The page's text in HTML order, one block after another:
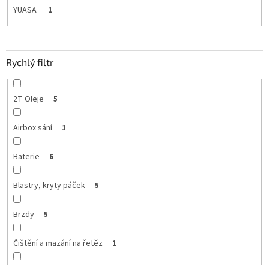
YUASA 1
Rychlý filtr
2T Oleje 5
Airbox sání 1
Baterie 6
Blastry, kryty páček 5
Brzdy 5
Čištění a mazání na řetěz 1